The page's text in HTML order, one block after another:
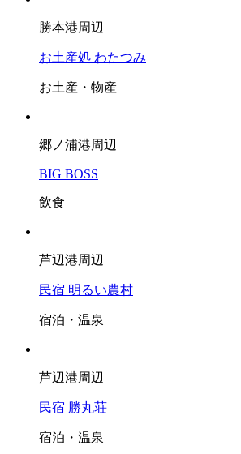
勝本港周辺
お土産処 わたつみ
お土産・物産
郷ノ浦港周辺
BIG BOSS
飲食
芦辺港周辺
民宿 明るい農村
宿泊・温泉
芦辺港周辺
民宿 勝丸荘
宿泊・温泉